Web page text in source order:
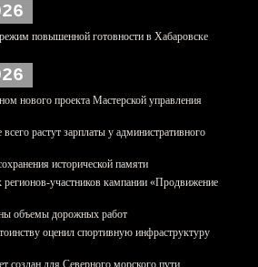
повышенной готовности в Хабаровске
нового проекта Мастерской управления
растут зарплаты у административного
исторической памяти
участников кампании «Продвижение
объемы дорожных работ
оценил спортивную инфраструктуру
создан для Северного морского пути